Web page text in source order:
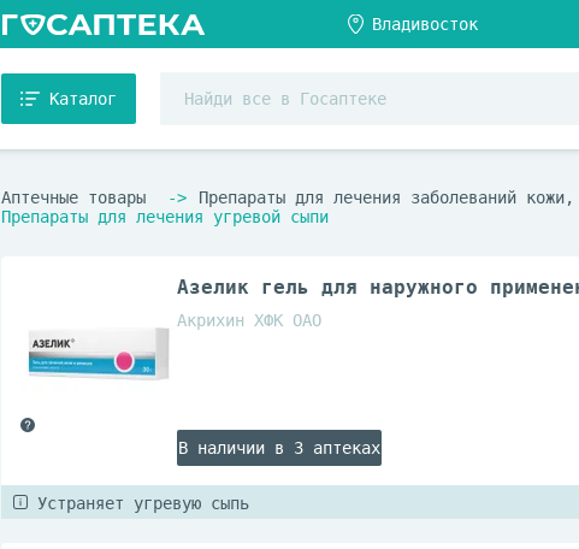
Каталог
Аптечные товары
Препараты для лечения заболеваний
Препараты для лечения угревой сыпи
Азелик гель для наружного
Акрихин ХФК ОАО
В наличии в 3 аптеках
Устраняет угревую сыпь